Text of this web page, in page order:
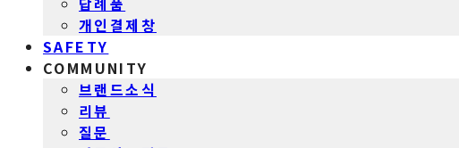
개인결제창
SAFETY
COMMUNITY
브랜드소식
리뷰
질문